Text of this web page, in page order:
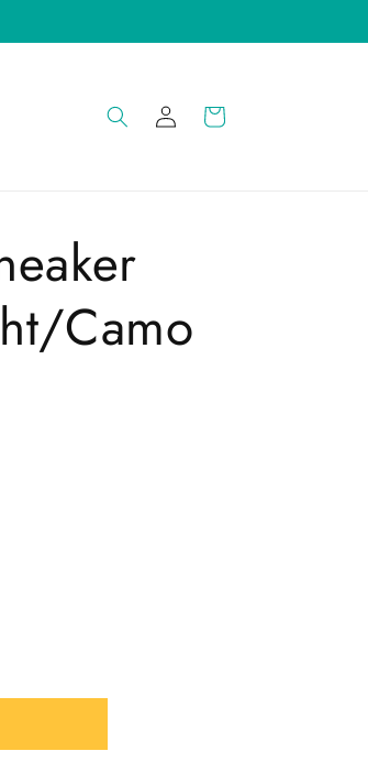
EINLOGGEN
WARENKORB
Camo